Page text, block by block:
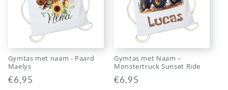
Gymtas met naam - Paard
Maelys
Normale
€6,95
Gymtas met Naam –
Monstertruck Sunset Ride
Normale
€6,95